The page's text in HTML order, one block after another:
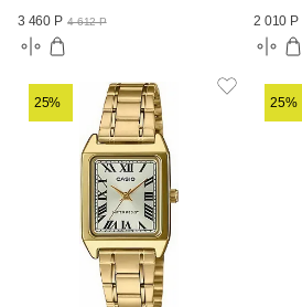
3 460 Р 4 612 Р
2 010 Р
25% 25%